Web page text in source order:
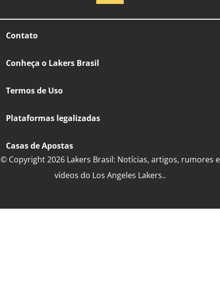
Contato
Conheça o Lakers Brasil
Termos de Uso
Plataformas legalizadas
Casas de Apostas
© Copyright 2026 Lakers Brasil: Notícias, artigos, rumores e
vídeos do Los Angeles Lakers..